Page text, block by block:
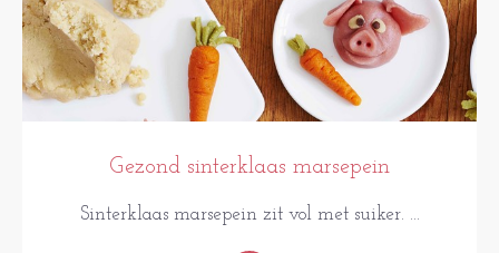
Gezond sinterklaas marsepein
Sinterklaas marsepein zit vol met suiker. ...